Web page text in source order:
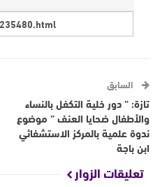
السابق
تازة: ” دور خلية التكفل بالنساء
والأطفال ضحايا العنف ” موضوع
ندوة علمية بالمركز الاستشفائي
ابن باجة
تعليقات الزوار